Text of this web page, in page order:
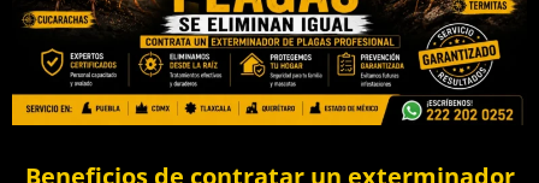
Beneficios de contratar un exterminador